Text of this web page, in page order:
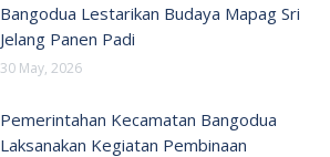
Bangodua Lestarikan Budaya Mapag Sri
Jelang Panen Padi
30 May, 2026
Pemerintahan Kecamatan Bangodua
Laksanakan Kegiatan Pembinaan